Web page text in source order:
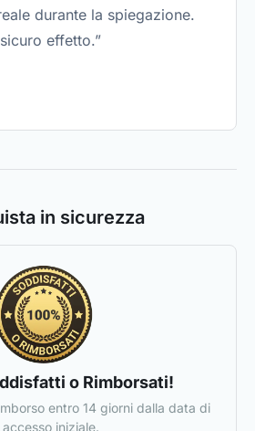
durante la spiegazione.
effetto.”
in sicurezza
o Rimborsati!
entro 14 giorni dalla data di
accesso iniziale.